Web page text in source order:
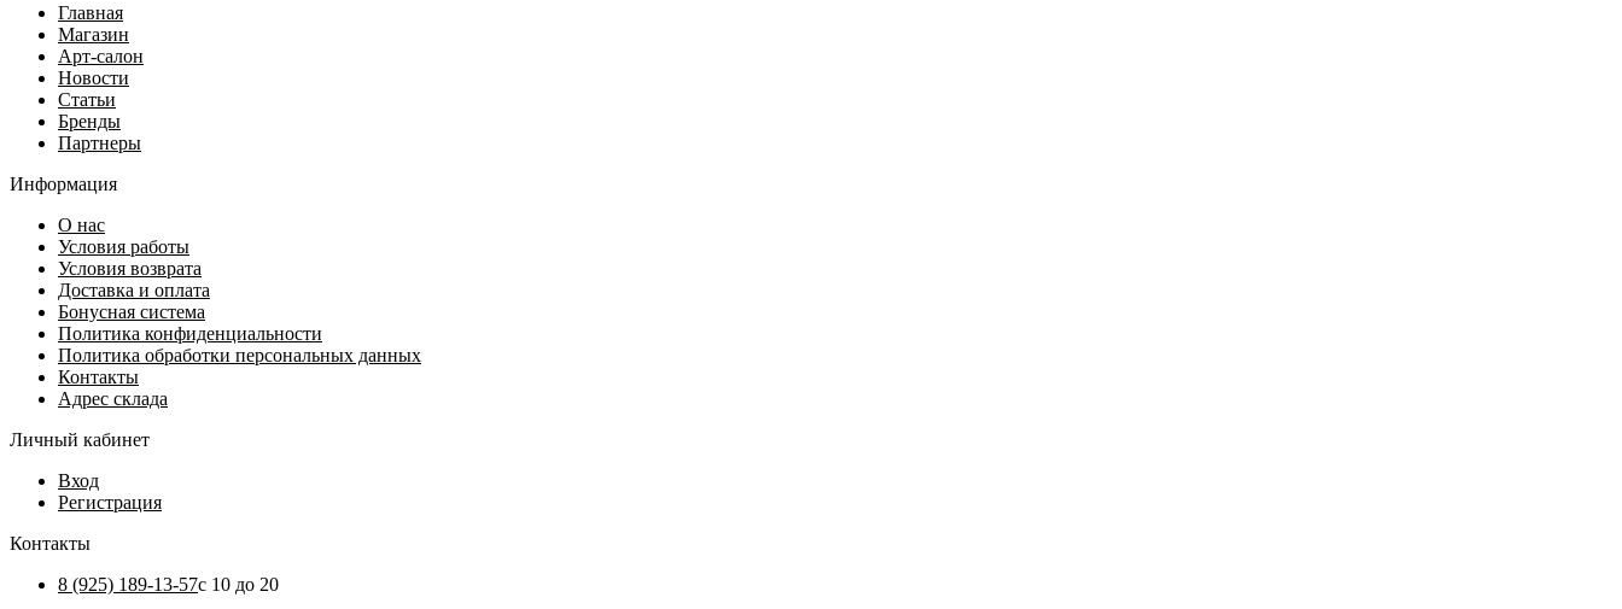
Главная
Магазин
Арт-салон
Новости
Статьи
Бренды
Партнеры
Информация
О нас
Условия работы
Условия возврата
Доставка и оплата
Бонусная система
Политика конфиденциальности
Политика обработки персональных данных
Контакты
Адрес склада
Личный кабинет
Вход
Регистрация
Контакты
8 (925) 189-13-57с 10 до 20